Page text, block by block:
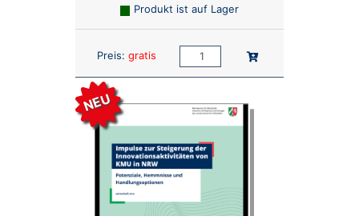
Produkt ist auf Lager
Preis: gratis Anzahl: In den Warenkorb
NEU